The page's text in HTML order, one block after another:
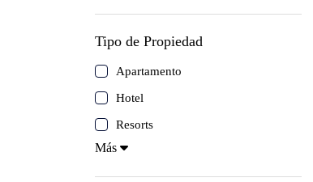
Circuitos
Tipo de Propiedad
Apartamento
Hotel
Resorts
Más